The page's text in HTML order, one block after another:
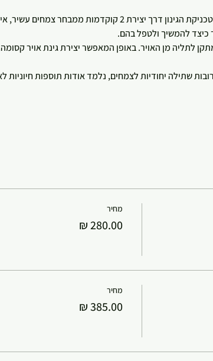
ממבחר צמחים עשיר, איתם גם תלכו הביתה!
כיצד להמשיך ולטפל בהם.
לתליה מן האויר. באופן המאפשר יצירת גינת אויר
שתילה יחודיות לצמחים, נלמד אודות תוספות חיוניות
מחיר
מחיר